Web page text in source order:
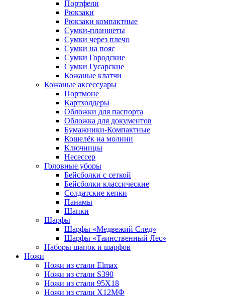
Портфели
Рюкзаки
Рюкзаки компактные
Сумки-планшеты
Сумки через плечо
Сумки на пояс
Сумки Городские
Сумки Гусарские
Кожаные клатчи
Кожаные аксессуары
Портмоне
Картхолдеры
Обложки для паспорта
Обложка для документов
Бумажники-Компактные
Кошелёк на молнии
Ключницы
Несессер
Головные уборы
Бейсболки с сеткой
Бейсболки классические
Солдатские кепки
Панамы
Шапки
Шарфы
Шарфы «Медвежий След»
Шарфы «Таинственный Лес»
Наборы шапок и шарфов
Ножи
Ножи из стали Elmax
Ножи из стали S390
Ножи из стали 95X18
Ножи из стали Х12МФ